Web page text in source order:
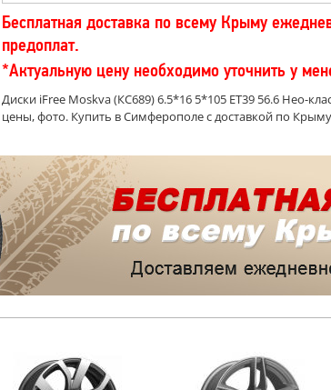
Бесплатная доставка по всему Крыму
предоплат.
*Актуальную цену необходимо уточнить у
Диски iFree Moskva (КС689) 6.5*16 5*105 ET39 56.6 Нео-
цены, фото. Купить в Симферополе с доставкой по